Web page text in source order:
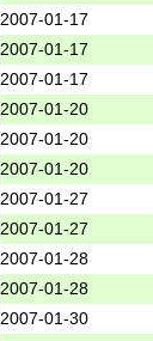
2007-01-17
2007-01-17
2007-01-17
2007-01-20
2007-01-20
2007-01-20
2007-01-27
2007-01-27
2007-01-28
2007-01-28
2007-01-30